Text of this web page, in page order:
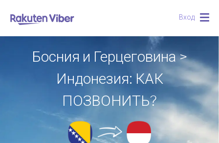
Вход
Босния и Герцеговина >
Индонезия: КАК
ПОЗВОНИТЬ?